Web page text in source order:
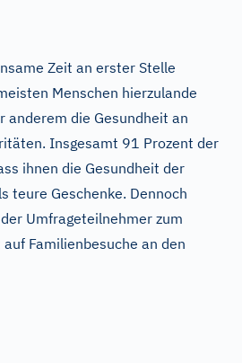
Zeit an erster Stelle
Menschen hierzulande
anderem die Gesundheit an
Insgesamt 91 Prozent der
ihnen die Gesundheit der
teure Geschenke. Dennoch
Umfrageteilnehmer zum
Familienbesuche an den